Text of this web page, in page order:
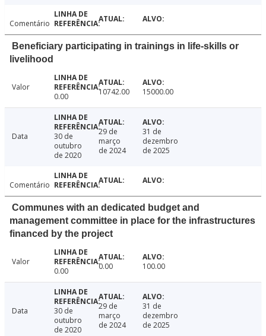
Comentário
Beneficiary participating in trainings in life-skills or
livelihood
Valor
0.00
10742.00 15000.00
Data
30 de
outubro
de 2020
29 de
março
de 2024
31 de
dezembro
de 2025
Comentário
Communes with an dedicated budget and
management committee in place for the infrastructures
financed by the project
Valor
0.00
0.00 100.00
Data
30 de
outubro
de 2020
29 de
março
de 2024
31 de
dezembro
de 2025